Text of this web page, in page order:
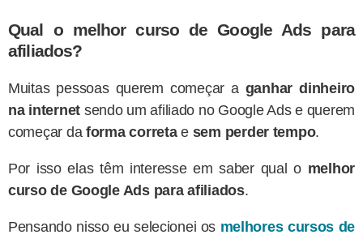
Qual o melhor curso de Google Ads para
afiliados?
Muitas pessoas querem começar a ganhar dinheiro
na internet sendo um afiliado no Google Ads e querem
começar daforma corretae sem perder tempo.
Por isso elas têm interesse em saber qual o melhor
curso de Google Ads para afiliados.
Pensando nisso eu selecionei os melhores cursos de